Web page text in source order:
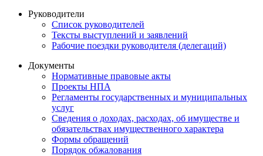
Руководители
Список руководителей
Тексты выступлений и заявлений
Рабочие поездки руководителя (делегаций)
Документы
Нормативные правовые акты
Проекты НПА
Регламенты государственных и муниципальных
услуг
Сведения о доходах, расходах, об имуществе и
обязательствах имущественного характера
Формы обращений
Порядок обжалования